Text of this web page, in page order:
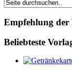
Empfehlung der
Beliebteste